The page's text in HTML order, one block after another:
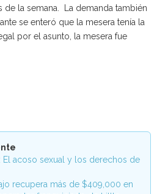
de la semana. La demanda también
se enteró que la mesera tenía la
por el asunto, la mesera fue
El acoso sexual y los derechos de
recupera más de $409,000 en